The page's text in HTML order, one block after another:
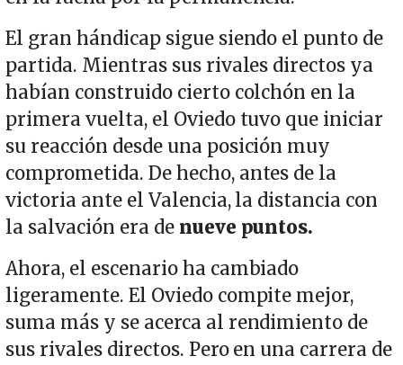
El gran hándicap sigue siendo el punto de
partida. Mientras sus rivales directos ya
habían construido cierto colchón en la
primera vuelta, el Oviedo tuvo que iniciar
su reacción desde una posición muy
comprometida. De hecho, antes de la
victoria ante el Valencia, la distancia con
la salvación era de nueve puntos.
Ahora, el escenario ha cambiado
ligeramente. El Oviedo compite mejor,
suma más y se acerca al rendimiento de
sus rivales directos. Pero en una carrera de